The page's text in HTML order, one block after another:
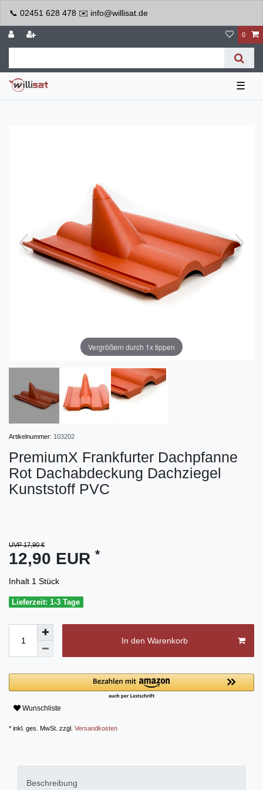
📞 02451 628 478 ✉️ info@willisat.de
0
☰
Vergrößern durch 1x tippen
Artikelnummer: 103202
PremiumX Frankfurter Dachpfanne
Rot Dachabdeckung Dachziegel
Kunststoff PVC
UVP 17,90 €
12,90 EUR *
Inhalt 1 Stück
Lieferzeit: 1-3 Tage
In den Warenkorb
Wunschliste
* inkl. ges. MwSt. zzgl. Versandkosten
Beschreibung